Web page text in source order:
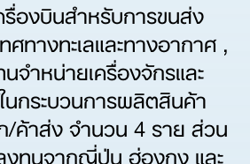
รื่องบินสำหรับการขนส่ง
ศทางทะเลและทางอากาศ ,
จำหน่ายเครื่องจักรและ
กระบวนการผลิตสินค้า
ค้าส่ง จำนวน 4 ราย ส่วน
ทุนจากญี่ปุ่น ฮ่องกง และ